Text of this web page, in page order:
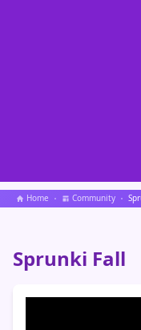
Home Community
Sprunki Fall